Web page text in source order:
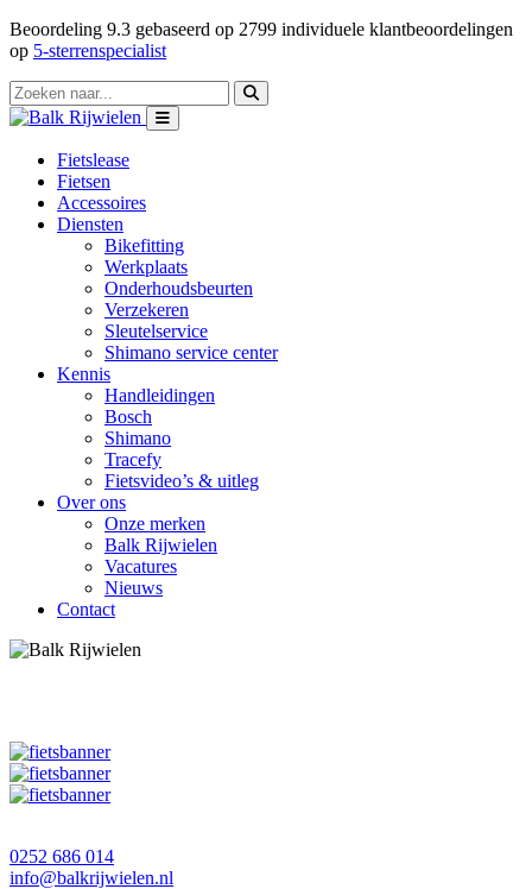
Beoordeling 9.3 gebaseerd op 2799 individuele klantbeoordelingen
op 5-sterrenspecialist
Fietslease
Fietsen
Accessoires
Diensten
Bikefitting
Werkplaats
Onderhoudsbeurten
Verzekeren
Sleutelservice
Shimano service center
Kennis
Handleidingen
Bosch
Shimano
Tracefy
Fietsvideo’s & uitleg
Over ons
Onze merken
Balk Rijwielen
Vacatures
Nieuws
Contact
0252 686 014
info@balkrijwielen.nl